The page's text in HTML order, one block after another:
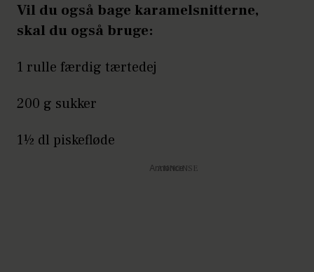
Vil du også bage karamelsnitterne,
skal du også bruge:
1 rulle færdig tærtedej
200 g sukker
1½ dl piskefløde
Annonce